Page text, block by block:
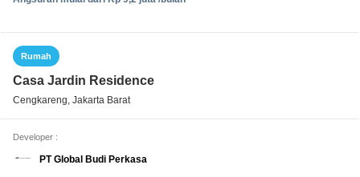
Rumah
Casa Jardin Residence
Cengkareng, Jakarta Barat
Developer :
PT Global Budi Perkasa